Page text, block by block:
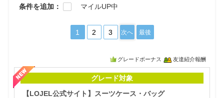
条件を追加：
マイルUP中
1 2 3 次へ 最後
グレードボーナス 友達紹介報酬
グレード対象
【LOJEL公式サイト】スーツケース・バッグ